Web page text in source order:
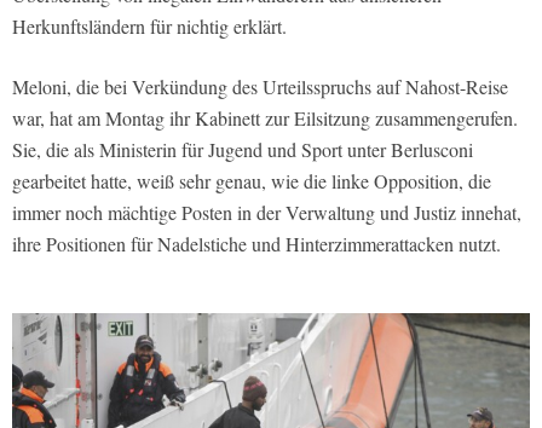
Herkunftsländern für nichtig erklärt.
Meloni, die bei Verkündung des Urteilsspruchs auf Nahost-Reise
war, hat am Montag ihr Kabinett zur Eilsitzung zusammengerufen.
Sie, die als Ministerin für Jugend und Sport unter Berlusconi
gearbeitet hatte, weiß sehr genau, wie die linke Opposition, die
immer noch mächtige Posten in der Verwaltung und Justiz innehat,
ihre Positionen für Nadelstiche und Hinterzimmerattacken nutzt.